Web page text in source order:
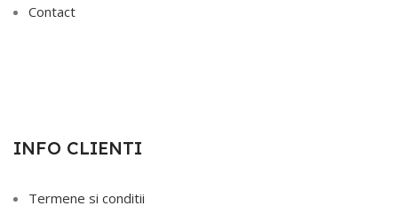
Contact
INFO CLIENTI
Termene si conditii